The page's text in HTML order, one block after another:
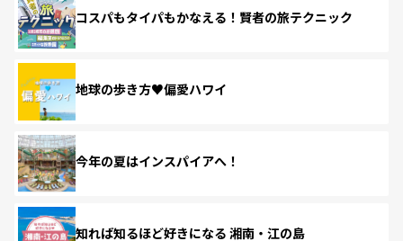
コスパもタイパもかなえる！賢者の旅テクニック
地球の歩き方♥偏愛ハワイ
今年の夏はインスパイアへ！
知れば知るほど好きになる 湘南・江の島